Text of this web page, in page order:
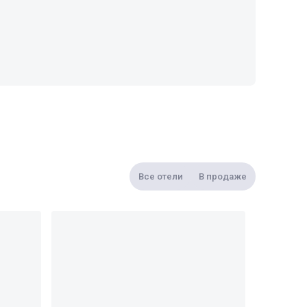
Все отели В продаже